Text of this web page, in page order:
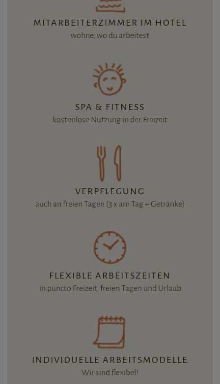
MITARBEITERZIMMER IM HOTEL
wohne, wo du arbeitest
SPA & FITNESS
kostenlose Nutzung in der Freizeit
VERPFLEGUNG
auch an freien Tagen (3 x am Tag + Getränke)
FLEXIBLE ARBEITSZEITEN
in puncto Freizeit, freien Tagen und Urlaub
INDIVIDUELLE ARBEITSMODELLE
Wir sind flexibel!